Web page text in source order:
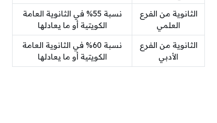
الثانوية من الفرع
العلمي
نسبة 55% في الثانوية العامة
الكويتية أو ما يعادلها
الثانوية من الفرع
الأدبي
نسبة 60% في الثانوية العامة
الكويتية أو ما يعادلها